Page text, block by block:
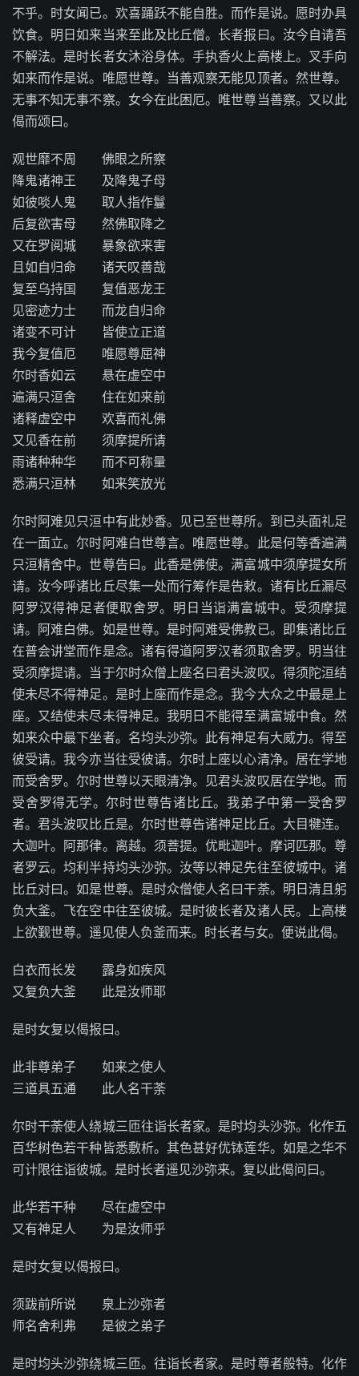
不乎。时女闻已。欢喜踊跃不能自胜。而作是说。愿时办具
饮食。明日如来当来至此及比丘僧。长者报曰。汝今自请吾
不解法。是时长者女沐浴身体。手执香火上高楼上。叉手向
如来而作是说。唯愿世尊。当善观察无能见顶者。然世尊。
无事不知无事不察。女今在此困厄。唯世尊当善察。又以此
偈而颂曰。
观世靡不周 佛眼之所察
降鬼诸神王 及降鬼子母
如彼啖人鬼 取人指作鬘
后复欲害母 然佛取降之
又在罗阅城 暴象欲来害
且如自归命 诸天叹善哉
复至乌持国 复值恶龙王
见密迹力士 而龙自归命
诸变不可计 皆使立正道
我今复值厄 唯愿尊屈神
尔时香如云 悬在虚空中
遍满只洹舍 住在如来前
诸释虚空中 欢喜而礼佛
又见香在前 须摩提所请
雨诸种种华 而不可称量
悉满只洹林 如来笑放光
尔时阿难见只洹中有此妙香。见已至世尊所。到已头面礼足
在一面立。尔时阿难白世尊言。唯愿世尊。此是何等香遍满
只洹精舍中。世尊告曰。此香是佛使。满富城中须摩提女所
请。汝今呼诸比丘尽集一处而行筹作是告敕。诸有比丘漏尽
阿罗汉得神足者便取舍罗。明日当诣满富城中。受须摩提
请。阿难白佛。如是世尊。是时阿难受佛教已。即集诸比丘
在普会讲堂而作是念。诸有得道阿罗汉者须取舍罗。明当往
受须摩提请。当于尔时众僧上座名曰君头波叹。得须陀洹结
使未尽不得神足。是时上座而作是念。我今大众之中最是上
座。又结使未尽未得神足。我明日不能得至满富城中食。然
如来众中最下坐者。名均头沙弥。此有神足有大威力。得至
彼受请。我今亦当往受彼请。尔时上座以心清净。居在学地
而受舍罗。尔时世尊以天眼清净。见君头波叹居在学地。而
受舍罗得无学。尔时世尊告诸比丘。我弟子中第一受舍罗
者。君头波叹比丘是。尔时世尊告诸神足比丘。大目犍连。
大迦叶。阿那律。离越。须菩提。优毗迦叶。摩诃匹那。尊
者罗云。均利半持均头沙弥。汝等以神足先往至彼城中。诸
比丘对曰。如是世尊。是时众僧使人名曰干荼。明日清且躬
负大釜。飞在空中往至彼城。是时彼长者及诸人民。上高楼
上欲觐世尊。遥见使人负釜而来。时长者与女。便说此偈。
白衣而长发 露身如疾风
又复负大釜 此是汝师耶
是时女复以偈报曰。
此非尊弟子 如来之使人
三道具五通 此人名干荼
尔时干荼使人绕城三匝往诣长者家。是时均头沙弥。化作五
百华树色若干种皆悉敷析。其色甚好优钵莲华。如是之华不
可计限往诣彼城。是时长者遥见沙弥来。复以此偈问曰。
此华若干种 尽在虚空中
又有神足人 为是汝师乎
是时女复以偈报曰。
须跋前所说 泉上沙弥者
师名舍利弗 是彼之弟子
是时均头沙弥绕城三匝。往诣长者家。是时尊者般特。化作